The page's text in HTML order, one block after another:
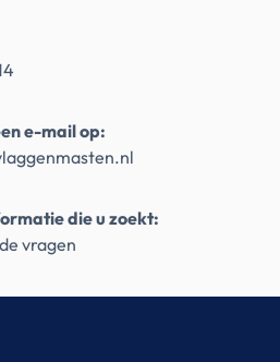
e-mail op:
die u zoekt:
vragen